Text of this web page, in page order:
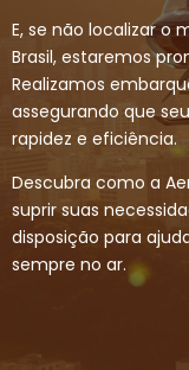
E, se não localizar o
Brasil, estaremos
Realizamos
assegurando que
rapidez e eficiência.
Descubra como a
suprir suas
disposição para
sempre no ar.